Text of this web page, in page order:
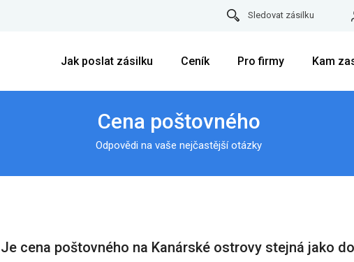
Sledovat zásilku
Jak poslat zásilku Ceník Pro firmy Kam
Cena poštovného
Odpovědi na vaše nejčastější otázky
Je cena poštovného na Kanárské ostrovy stejná jako